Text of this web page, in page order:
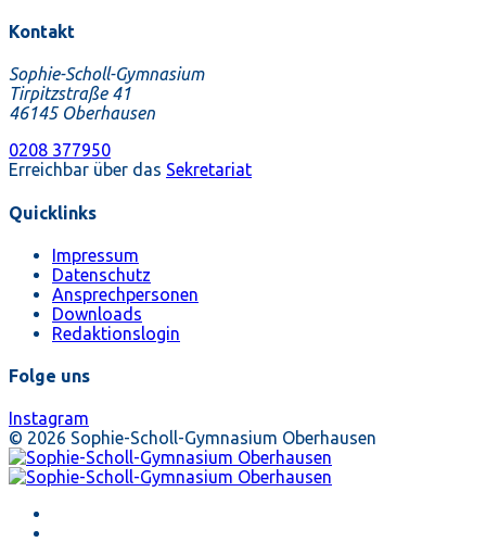
Kontakt
Sophie-Scholl-Gymnasium
Tirpitzstraße 41
46145 Oberhausen
0208 377950
Erreichbar über das Sekretariat
Quicklinks
Impressum
Datenschutz
Ansprechpersonen
Downloads
Redaktionslogin
Folge uns
Instagram
© 2026 Sophie-Scholl-Gymnasium Oberhausen